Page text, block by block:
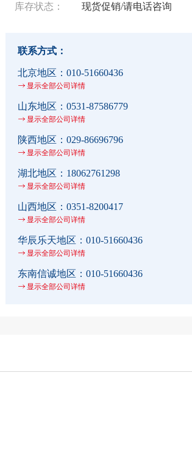
库存状态： 现货促销/请电话咨询
联系方式：
北京地区： 010-51660436
显示全部公司详情
山东地区： 0531-87586779
显示全部公司详情
陕西地区： 029-86696796
显示全部公司详情
湖北地区： 18062761298
显示全部公司详情
山西地区： 0351-8200417
显示全部公司详情
华辰乐天地区： 010-51660436
显示全部公司详情
东南信诚地区： 010-51660436
显示全部公司详情